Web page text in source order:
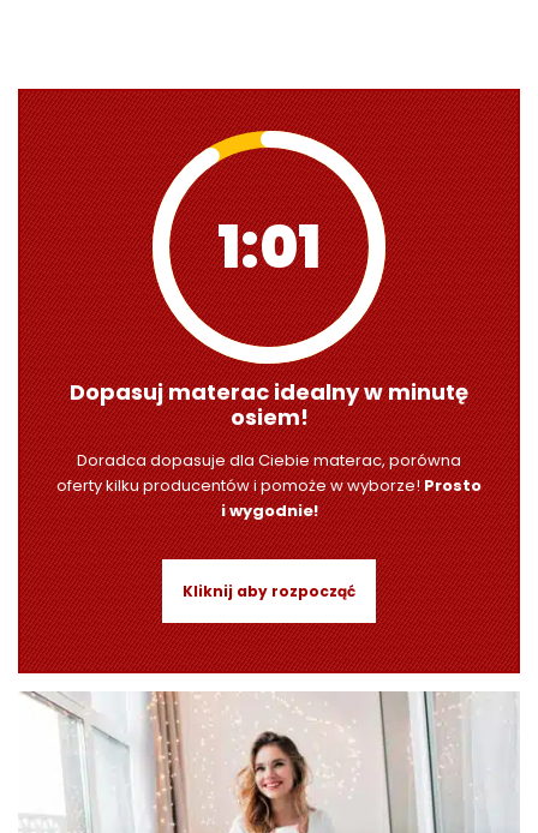
1:00
Dopasuj materac idealny w minutę
osiem!
Doradca dopasuje dla Ciebie materac, porówna
oferty kilku producentów i pomoże w wyborze!Prosto
i wygodnie!
Kliknij aby rozpocząć